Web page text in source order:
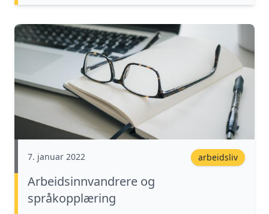
7. januar 2022 arbeidsliv
Arbeidsinnvandrere og
språkopplæring